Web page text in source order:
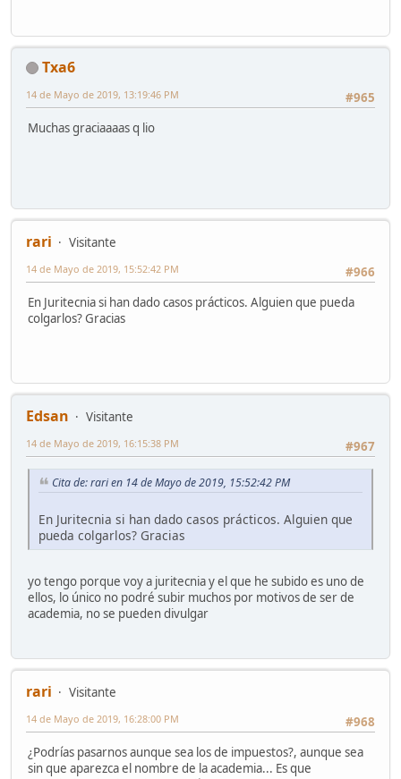
Txa6
#965
14 de Mayo de 2019, 13:19:46 PM
Muchas graciaaaas q lio
rari
Visitante
#966
14 de Mayo de 2019, 15:52:42 PM
En Juritecnia si han dado casos prácticos. Alguien que pueda
colgarlos? Gracias
Edsan
Visitante
#967
14 de Mayo de 2019, 16:15:38 PM
Cita de: rari en 14 de Mayo de 2019, 15:52:42 PM
En Juritecnia si han dado casos prácticos. Alguien que
pueda colgarlos? Gracias
yo tengo porque voy a juritecnia y el que he subido es uno de
ellos, lo único no podré subir muchos por motivos de ser de
academia, no se pueden divulgar
rari
Visitante
#968
14 de Mayo de 2019, 16:28:00 PM
¿Podrías pasarnos aunque sea los de impuestos?, aunque sea
sin que aparezca el nombre de la academia... Es que